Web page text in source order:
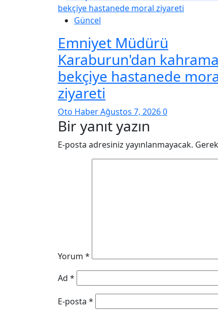
Güncel
Emniyet Müdürü
Karaburun'dan
bekçiye hastanede
ziyareti
Oto HaberAğustos 7, 20260
Bir yanıt yazın
E-posta adresiniz yayınlanmayacak.
Yorum *
Ad *
E-posta *